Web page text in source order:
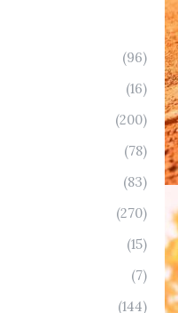
(96)
(16)
(200)
(78)
(83)
(270)
(15)
(7)
(144)